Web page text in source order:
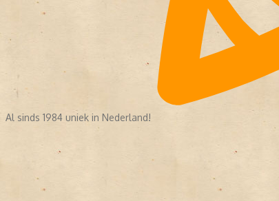
Al sinds 1984 uniek in Nederland!